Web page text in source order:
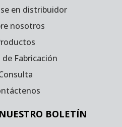
en distribuidor
nosotros
de Fabricación
BOLETÍN